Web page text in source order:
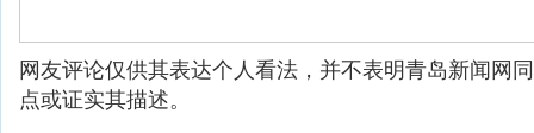
网友评论仅供其表达个人看法，并不表明青岛新闻网
点或证实其描述。